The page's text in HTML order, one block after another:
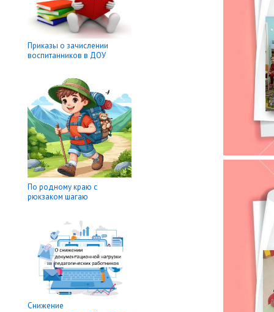
Приказы о зачислении
воспитанников в ДОУ
По родному краю с
рюкзаком шагаю
Снижение